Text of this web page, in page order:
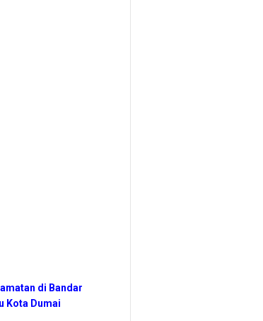
di Bandar
Kota Dumai